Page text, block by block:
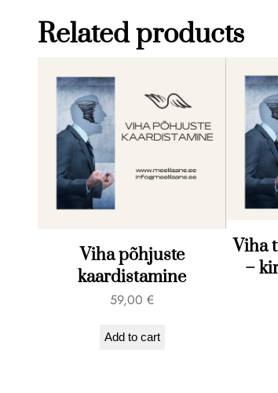
Related products
Viha põhjuste
kaardistamine
59,00 €
Add to cart
Viha
–